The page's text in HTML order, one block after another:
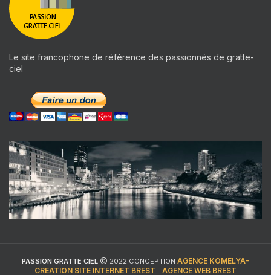
Le site francophone de référence des passionnés de gratte-
ciel
PASSION GRATTE CIEL 2022 CONCEPTION AGENCE KOMELYA-
CREATION SITE INTERNET BREST - AGENCE WEB BREST